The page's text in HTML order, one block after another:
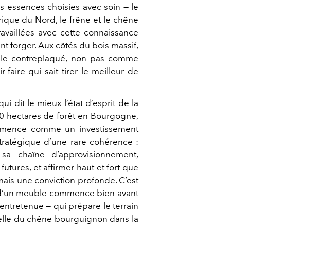
essences choisies avec soin — le
du Nord, le frêne et le chêne
avec cette connaissance
forger. Aux côtés du bois massif,
contreplaqué, non pas comme
faire qui sait tirer le meilleur de
dit le mieux l’état d’esprit de la
hectares de forêt en Bourgogne,
comme un investissement
d’une rare cohérence :
chaîne d’approvisionnement,
et affirmer haut et fort que
une conviction profonde. C’est
meuble commence bien avant
— qui prépare le terrain
du chêne bourguignon dans la